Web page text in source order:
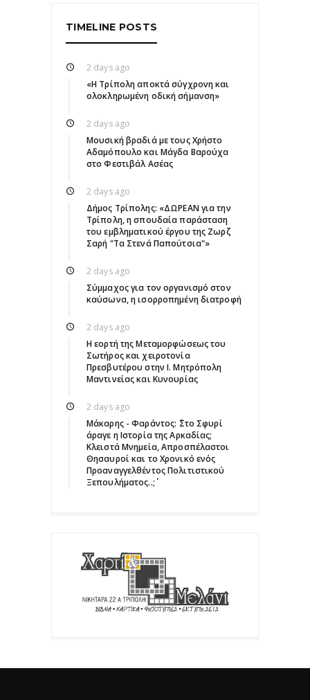
TIMELINE POSTS
2 days ago
«Η Τρίπολη αποκτά σύγχρονη και
ολοκληρωμένη οδική σήμανση»
2 days ago
Μουσική βραδιά με τους Χρήστο
Αδαμόπουλο και Μάγδα Βαρούχα
στο Φεστιβάλ Ασέας
2 days ago
Δήμος Τρίπολης: «ΔΩΡΕΑΝ για την
Τρίπολη, η σπουδαία παράσταση
του εμβληματικού έργου της Ζωρζ
Σαρή "Τα Στενά Παπούτσια"»
2 days ago
Σύμμαχος για τον οργανισμό στον
καύσωνα, η ισορροπημένη διατροφή
2 days ago
Η εορτή της Μεταμορφώσεως του
Σωτήρος και χειροτονία
Πρεσβυτέρου στην Ι. Μητρόπολη
Μαντινείας και Κυνουρίας
2 days ago
Μάκαρης - Φαράντος: ΄΄Στο Σφυρί
άραγε η Ιστορία της Αρκαδίας;
Κλειστά Μνημεία, Απροσπέλαστοι
Θησαυροί και το Χρονικό ενός
Προαναγγελθέντος Πολιτιστικού
Ξεπουλήματος..;΄΄